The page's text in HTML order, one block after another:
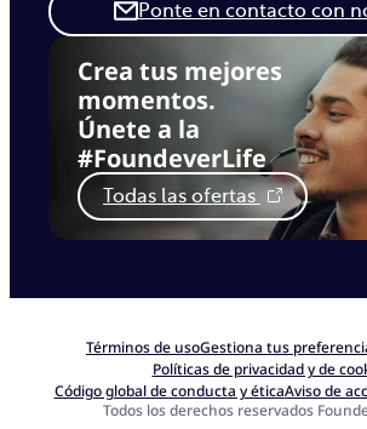
Crea tus mejores
momentos.
Únete a la
#FoundeverLife
Todas las ofertas
Ponte en contacto con
Términos de usoGestiona tus
Políticas de privacidad y de
Código global de conducta y éticaAviso de
Todos los derechos reservados